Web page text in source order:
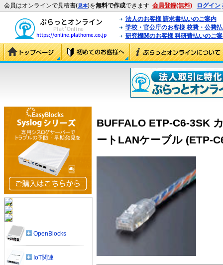
会員はオンラインで見積書(見本)を無料で作成できます 会員登録(無料) ログイン
法人のお客様 請求書払いのご案内
学校・官公庁のお客様 校費・公費
研究機関のお客様 科研費払いのご
BUFFALO ETP-C6-3SK
ートLANケーブル (ETP-
OpenBlocks
IoT関連